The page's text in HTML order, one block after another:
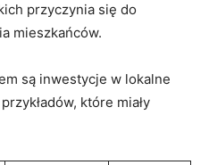
przyczynia się do
mieszkańców.
są inwestycje w lokalne
które miały